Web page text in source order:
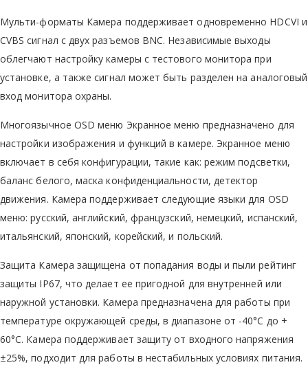
Мульти-форматы Камера поддерживает одновременно HDCVI и
CVBS сигнал с двух разъемов BNC. Независимые выходы
облегчают настройку камеры с тестового монитора при
установке, а также сигнал может быть разделен на аналоговый
вход монитора охраны.
Многоязычное OSD меню Экранное меню предназначено для
настройки изображения и функций в камере. Экранное меню
включает в себя конфигурации, такие как: режим подсветки,
баланс белого, маска конфиденциальности, детектор
движения. Камера поддерживает следующие языки для OSD
меню: русский, английский, французский, немецкий, испанский,
итальянский, японский, корейский, и польский.
Защита Камера защищена от попадания воды и пыли рейтинг
защиты IP67, что делает ее пригодной для внутренней или
наружной установки. Камера предназначена для работы при
температуре окружающей среды, в диапазоне от -40°C до +
60°С. Камера поддерживает защиту от входного напряжения
±25%, подходит для работы в нестабильных условиях питания.